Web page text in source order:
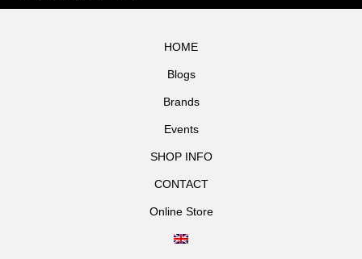
HOME
Blogs
Brands
Events
SHOP INFO
CONTACT
Online Store